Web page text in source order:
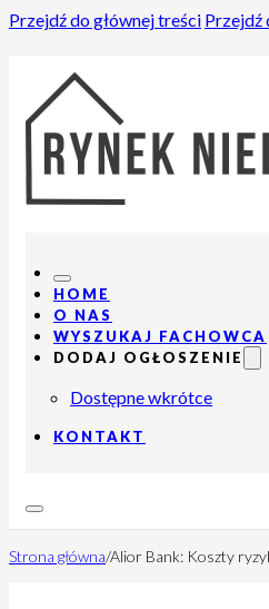
Przejdź do głównej treści Przejdź
HOME
O NAS
WYSZUKAJ FACHOWCA
DODAJ OGŁOSZENIE
Dostępne wkrótce
KONTAKT
Strona główna/Alior Bank: Koszty